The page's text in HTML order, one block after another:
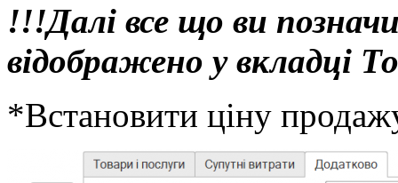
!!!Далі все що ви
відображено у вкладці
*Встановити ціну